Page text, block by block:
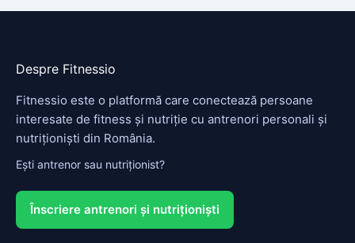
Despre Fitnessio
Fitnessio este o platformă care conectează persoane
interesate de fitness și nutriție cu antrenori personali și
nutriționiști din România.
Ești antrenor sau nutriționist?
Înscriere antrenori și nutriționiști